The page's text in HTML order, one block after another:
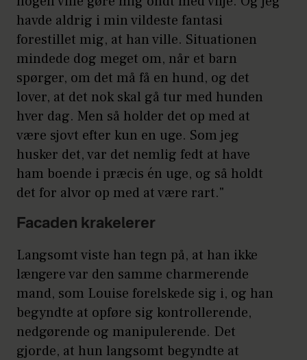
havde aldrig i min vildeste fantasi
forestillet mig, at han ville. Situationen
mindede dog meget om, når et barn
spørger, om det må få en hund, og det
lover, at det nok skal gå tur med hunden
hver dag. Men så holder det op med at
være sjovt efter kun en uge. Som jeg
husker det, var det nemlig fedt at have
ham boende i præcis én uge, og så holdt
det for alvor op med at være rart."
Facaden krakelerer
Langsomt viste han tegn på, at han ikke
længere var den samme charmerende
mand, som Louise forelskede sig i, og han
begyndte at opføre sig kontrollerende,
nedgørende og manipulerende. Det
gjorde, at hun langsomt begyndte at